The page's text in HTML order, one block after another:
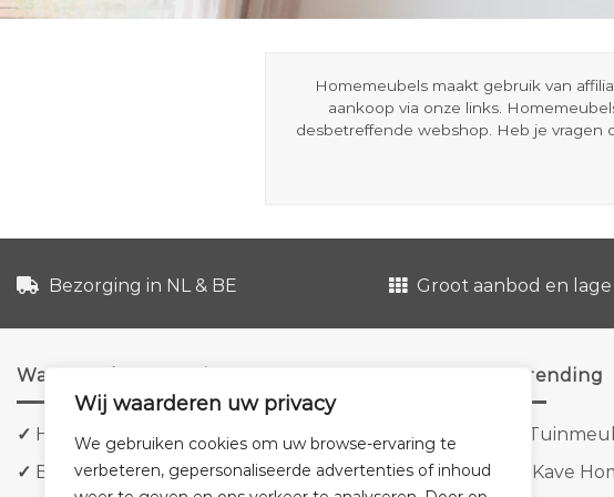
Wij waarderen uw privacy
We gebruiken cookies om uw browse-ervaring te
verbeteren, gepersonaliseerde advertenties of inhoud
Homemeubels maakt gebruik van
aankoop via onze links.
desbetreffende webshop. Heb je
Bezorging in NL & BE Groot aanbod en
Waarom shoppen via ons?
✓ Hoge kwaliteit meubels
✓ Bezorging in NL & BE
Trending
Kave